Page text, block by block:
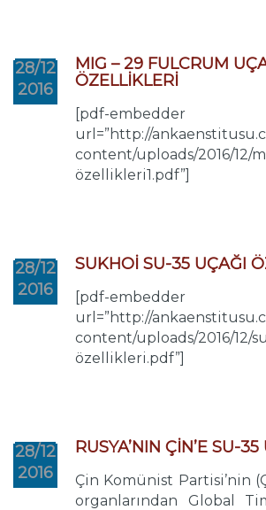
28/12
2016
MIG – 29 FULCRUM
ÖZELLİKLERİ
[pdf-embedder
url=”http://
content/uploads/2016/12/
özellikleri1.pdf”]
28/12
2016
SUKHOİ SU-35 UÇAĞI
[pdf-embedder
url=”http://
content/uploads/2016/12/
özellikleri.pdf”]
28/12
2016
RUSYA’NIN ÇİN’E SU-
Çin Komünist Partisi’nin
organlarından Global